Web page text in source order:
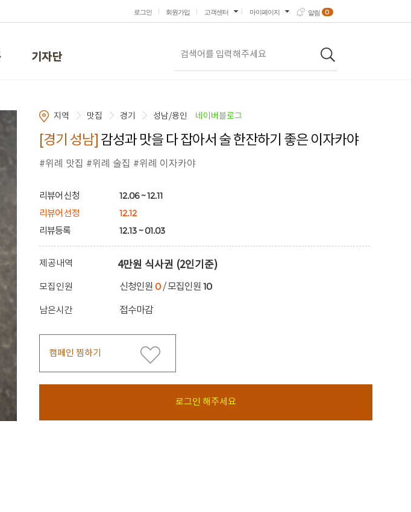
로그인 회원가입 고객센터 마이페이지 알림 0
기자단
지역 맛집 경기 성남/용인 네이버블로그
[경기 성남] 감성과 맛을 다 잡아서 술 한잔하기 좋은 이자카야
#위례 맛집 #위례 술집 #위례 이자카야
리뷰어 신청 12.06 ~ 12.11
리뷰어 선정 12.12
리뷰등록 12.13 ~ 01.03
제공내역 4만원 식사권 (2인기준)
모집인원 신청인원 0 / 모집인원 10
남은시간 접수마감
캠페인 찜하기
로그인 해주세요